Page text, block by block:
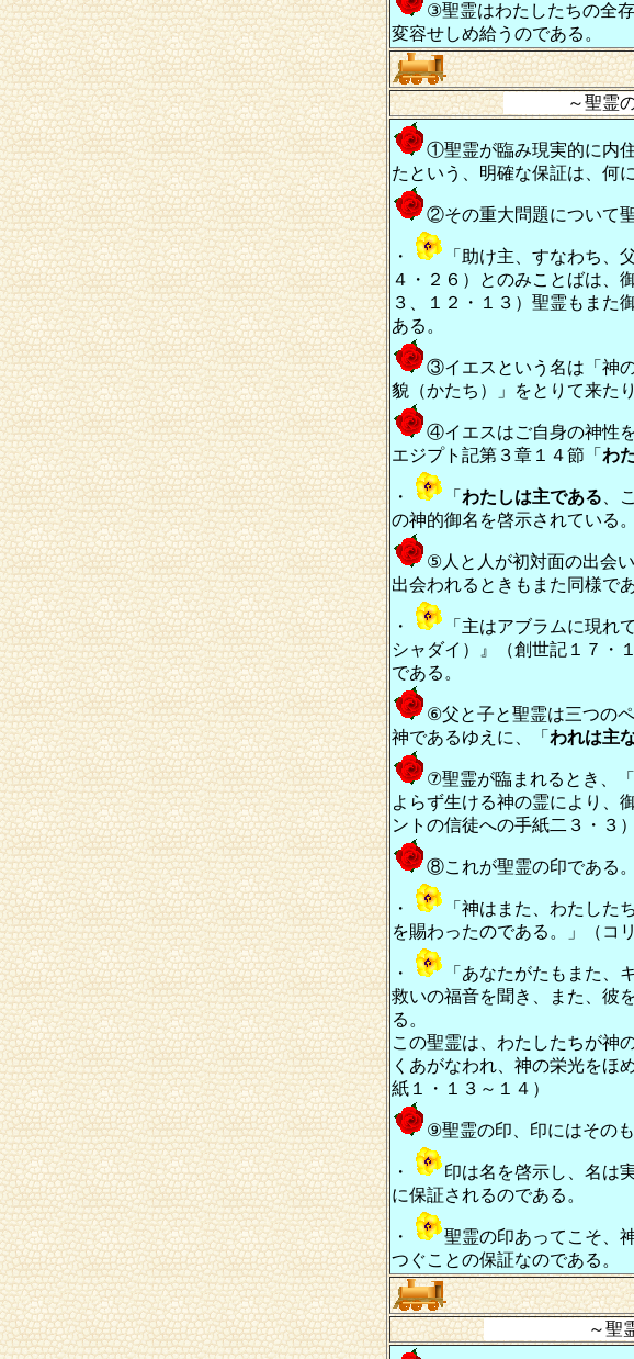
③聖霊はわたしたちの全
変容せしめ給うのである。
～聖霊の印～
①聖霊が臨み現実的に内
たという、明確な保証は、何
②その重大問題について
・
「助け主、すなわち、
４・２６）とのみことばは、
３、１２・１３）聖霊もまた
ある。
③イエスという名は「神
貌（かたち）」をとりて来た
④イエスはご自身の神性
エジプト記第３章１４節「 わ
・ 「 わたしは主である 、
の神的御名を啓示されている。
⑤人と人が初対面の出会
出会われるときもまた同様であ
・ 「主はアブラムに現れ
シャダイ）』（創世記１７・
である。
⑥父と子と聖霊は三つの
神であるゆえに、「 われは主
⑦聖霊が臨まれるとき、
よらず生ける神の霊により、
ントの信徒への手紙二３・３）
⑧これが聖霊の印である。
・
「神はまた、わたした
を賜わったのである。」（コ
・
「あなたがたもまた、
救いの福音を聞き、また、彼
る。
この聖霊は、わたしたちが神
くあがなわれ、神の栄光をほ
紙１・１３～１４）
⑨聖霊の印、印にはその
・
印は名を啓示し、名は
に保証されるのである。
・
聖霊の印あってこそ、
つぐことの保証なのである。
～聖霊の印の